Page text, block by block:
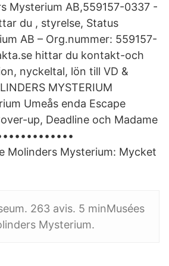
Mysterium AB,559157-0337 -
du , styrelse, Status
AB – Org.nummer: 559157-
hittar du kontakt-och
nyckeltal, lön till VD &
MYSTERIUM
Umeås enda Escape
up, Deadline och Madame
Molinders Mysterium: Mycket
263 avis. 5 minMusées
Mysterium.